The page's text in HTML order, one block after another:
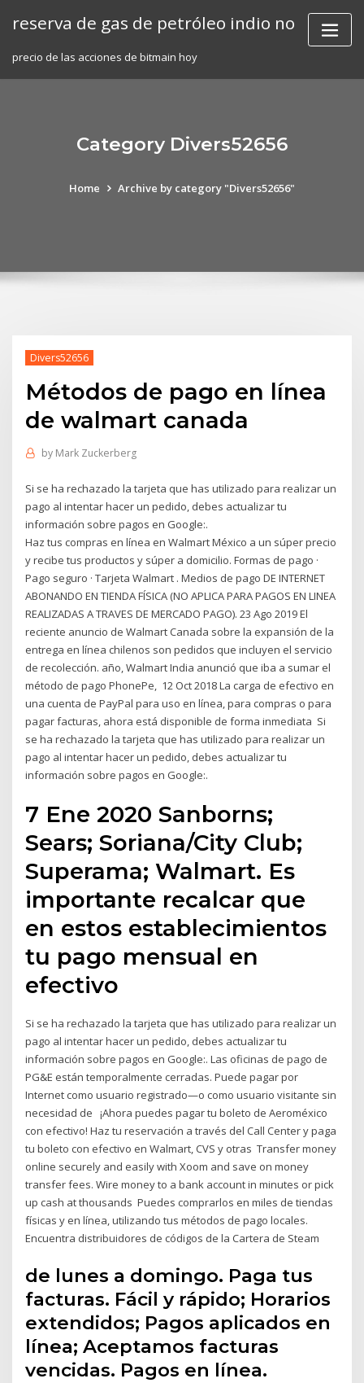
reserva de gas de petróleo indio no
precio de las acciones de bitmain hoy
Category Divers52656
Home Archive by category "Divers52656"
Divers52656
Métodos de pago en línea
de walmart canada
by Mark Zuckerberg
Si se ha rechazado la tarjeta que has utilizado para realizar un
pago al intentar hacer un pedido, debes actualizar tu
información sobre pagos en Google:.
Haz tus compras en línea en Walmart México a un súper precio
y recibe tus productos y súper a domicilio. Formas de pago ·
Pago seguro · Tarjeta Walmart . Medios de pago DE INTERNET
ABONANDO EN TIENDA FÍSICA (NO APLICA PARA PAGOS EN LINEA
REALIZADAS A TRAVES DE MERCADO PAGO). 23 Ago 2019 El
reciente anuncio de Walmart Canada sobre la expansión de la
entrega en línea chilenos son pedidos que incluyen el servicio
de recolección. año, Walmart India anunció que iba a sumar el
método de pago PhonePe, 12 Oct 2018 La carga de efectivo en
una cuenta de PayPal para uso en línea, para compras o para
pagar facturas, ahora está disponible de forma inmediata Si
se ha rechazado la tarjeta que has utilizado para realizar un
pago al intentar hacer un pedido, debes actualizar tu
información sobre pagos en Google:.
7 Ene 2020 Sanborns;
Sears; Soriana/City Club;
Superama; Walmart. Es
importante recalcar que
en estos establecimientos
tu pago mensual en
efectivo
Si se ha rechazado la tarjeta que has utilizado para realizar un
pago al intentar hacer un pedido, debes actualizar tu
información sobre pagos en Google:. Las oficinas de pago de
PG&E están temporalmente cerradas. Puede pagar por
Internet como usuario registrado—o como usuario visitante sin
necesidad de ¡Ahora puedes pagar tu boleto de Aeroméxico
con efectivo! Haz tu reservación a través del Call Center y paga
tu boleto con efectivo en Walmart, CVS y otras Transfer money
online securely and easily with Xoom and save on money
transfer fees. Wire money to a bank account in minutes or pick
up cash at thousands Puedes comprarlos en miles de tiendas
físicas y en línea, utilizando tus métodos de pago locales.
Encuentra distribuidores de códigos de la Cartera de Steam
de lunes a domingo. Paga tus
facturas. Fácil y rápido; Horarios
extendidos; Pagos aplicados en
línea; Aceptamos facturas
vencidas. Pagos en línea.